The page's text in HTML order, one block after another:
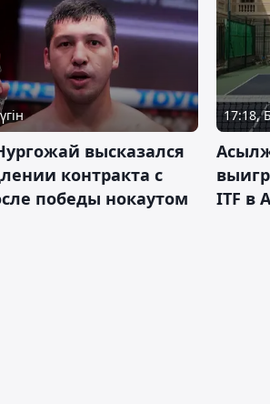
высказался
контракта с
победы нокаутом
17:18,
ITF в